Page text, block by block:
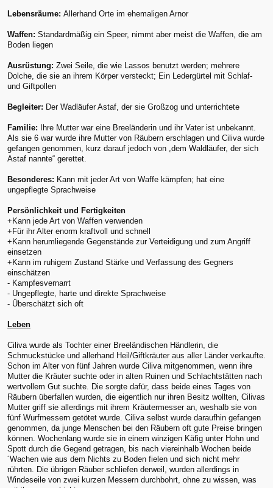
Lebensräume: Allerhand Orte im ehemaligen Arnor
Waffen: Standardmäßig ein Speer, nimmt aber meist die Waffen, die am
Boden liegen
Ausrüstung: Zwei Seile, die wie Lassos benutzt werden; mehrere
Dolche, die sie an ihrem Körper versteckt; Ein Ledergürtel mit Schlaf-
und Giftpollen
Begleiter: Der Wadläufer Astaf, der sie Großzog und unterrichtete
Familie: Ihre Mutter war eine Breeländerin und ihr Vater ist unbekannt.
Als sie 6 war wurde ihre Mutter von Räubern erschlagen und Ciliva wurde
gefangen genommen, kurz darauf jedoch von „dem Waldläufer, der sich
Astaf nannte“ gerettet.
Besonderes: Kann mit jeder Art von Waffe kämpfen; hat eine
ungepflegte Sprachweise
Persönlichkeit und Fertigkeiten
+Kann jede Art von Waffen verwenden
+Für ihr Alter enorm kraftvoll und schnell
+Kann herumliegende Gegenstände zur Verteidigung und zum Angriff
einsetzen
+Kann im ruhigem Zustand Stärke und Verfassung des Gegners
einschätzen
- Kampfesvernarrt
- Ungepflegte, harte und direkte Sprachweise
- Überschätzt sich oft
Leben
Ciliva wurde als Tochter einer Breeländischen Händlerin, die
Schmuckstücke und allerhand Heil/Giftkräuter aus aller Länder verkaufte.
Schon im Alter von fünf Jahren wurde Ciliva mitgenommen, wenn ihre
Mutter die Kräuter suchte oder in alten Ruinen und Schlachtstätten nach
wertvollem Gut suchte. Die sorgte dafür, dass beide eines Tages von
Räubern überfallen wurden, die eigentlich nur ihren Besitz wollten, Cilivas
Mutter griff sie allerdings mit ihrem Kräutermesser an, weshalb sie von
fünf Wurfmessern getötet wurde. Ciliva selbst wurde daraufhin gefangen
genommen, da junge Menschen bei den Räubern oft gute Preise bringen
können. Wochenlang wurde sie in einem winzigen Käfig unter Hohn und
Spott durch die Gegend getragen, bis nach viereinhalb Wochen beide
´Wachen wie aus dem Nichts zu Boden fielen und sich nicht mehr
rührten. Die übrigen Räuber schliefen derweil, wurden allerdings in
Windeseile von zwei kurzen Messern durchbohrt, ohne zu wissen, was